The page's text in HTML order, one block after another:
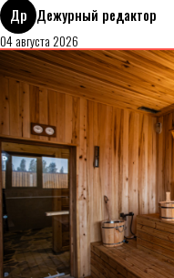
Др Дежурный редактор
04 августа 2026